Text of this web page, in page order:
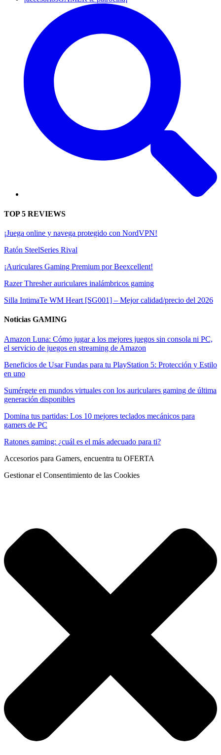
TOP 5 REVIEWS
¡Juega online y navega protegido con NordVPN!
Ratón SteelSeries Rival
¡Auriculares Gaming Premium por Beexcellent!
Razer Thresher auriculares inalámbricos gaming
Silla IntimaTe WM Heart [SG001] – Mejor calidad/precio del 2026
Noticias GAMING
Amazon Luna: Cómo jugar a los mejores juegos sin consola ni PC,
el servicio de juegos en streaming de Amazon
Beneficios de Usar Fundas para tu PlayStation 5: Protección y Estilo
en uno
Sumérgete en mundos virtuales con los auriculares gaming de última
generación disponibles
Domina tus partidas: Los 10 mejores teclados mecánicos para
gamers de PC
Ratones gaming: ¿cuál es el más adecuado para ti?
Accesorios para Gamers, encuentra tu OFERTA
Gestionar el Consentimiento de las Cookies